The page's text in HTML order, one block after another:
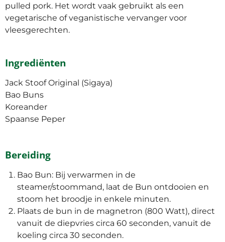
pulled pork. Het wordt vaak gebruikt als een
vegetarische of veganistische vervanger voor
vleesgerechten.
Ingrediënten
Jack Stoof Original (Sigaya)
Bao Buns
Koreander
Spaanse Peper
Bereiding
Bao Bun: Bij verwarmen in de
steamer/stoommand, laat de Bun ontdooien en
stoom het broodje in enkele minuten.
Plaats de bun in de magnetron (800 Watt), direct
vanuit de diepvries circa 60 seconden, vanuit de
koeling circa 30 seconden.